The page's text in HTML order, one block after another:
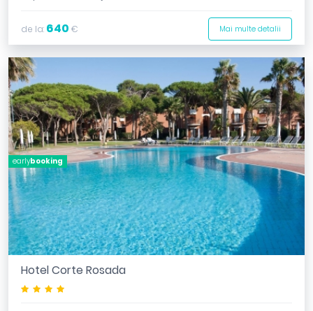
de la: 640 € Mai multe detalii
Hotel Corte Rosada
earlybooking